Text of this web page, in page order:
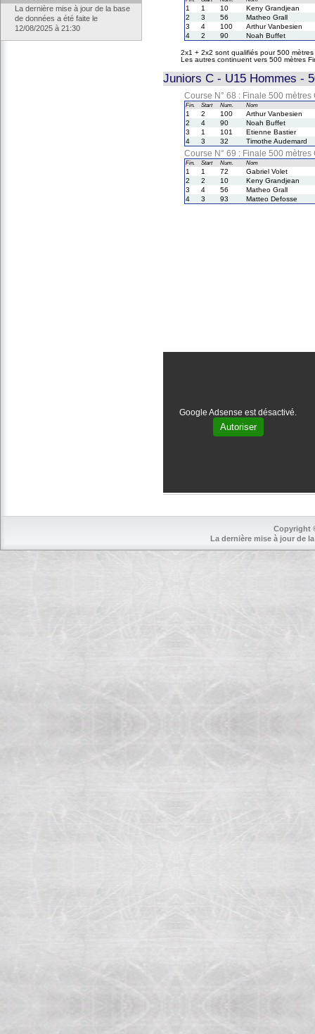
La dernière mise à jour de la base
de données a été faite le
12/08/2025 à 21:30
1 1 10
Keny Grandjean
2
3 56
Matheo Grall
3
4 100
Arthur Vanbesien
4
2 90 Noah Buffet
2x1 + 2x2 sont qualifiés pour 500
Les autres continuent vers 500 mètres
Juniors C - U15 Hommes -
Course N° 68 : Finale 500
Fin. Start Num. Nom
1 2 100
Arthur Vanbesien
2
4 90
Noah Buffet
3
1 101
Etienne Bastier
4
3 32 Timothe Audemard
Course N° 69 : Finale 500
Fin. Start Num. Nom
1 1 72
Gabriel Volet
2
2 10
Keny Grandjean
3
4 56
Matheo Grall
4
3 93 Matteo Defosse
Google Adsense est désactivé.
Autoriser
Copyright
La dernière mise à jour de